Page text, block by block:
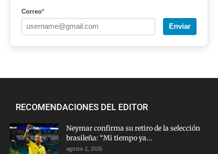
Correo*
Enviar
RECOMENDACIONES DEL EDITOR
Neymar confirma su retiro de la selección
brasileña: “Mi tiempo ya...
agosto 2, 2026